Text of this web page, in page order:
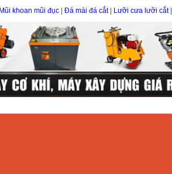
Mũi khoan mũi đục Đá mài đá cắt| Lưỡi cưa lưỡi cắt